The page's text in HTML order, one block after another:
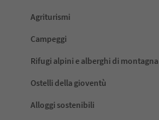
Agriturismi
Campeggi
Rifugi alpini e alberghi di montagna
Ostelli della gioventù
Alloggi sostenibili